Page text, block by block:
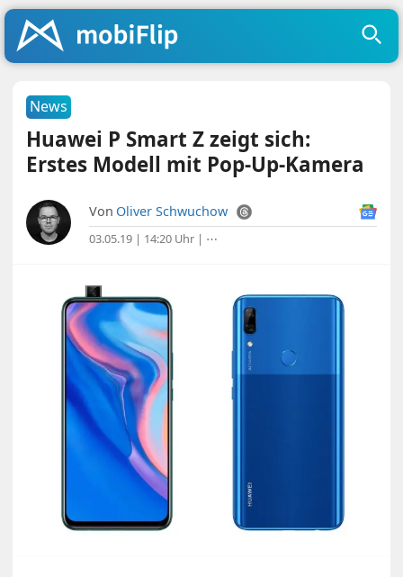
News
Huawei P Smart Z zeigt sich:
Erstes Modell mit Pop-Up-Kamera
Von Oliver Schwuchow
03.05.19 | 14:20 Uhr | ⋯